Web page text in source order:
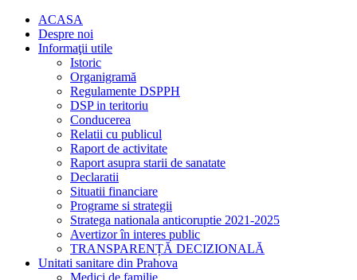
ACASA
Despre noi
Informaţii utile
Istoric
Organigramă
Regulamente DSPPH
DSP in teritoriu
Conducerea
Relatii cu publicul
Raport de activitate
Raport asupra starii de sanatate
Declaratii
Situatii financiare
Programe si strategii
Stratega nationala anticoruptie 2021-2025
Avertizor în interes public
TRANSPARENȚĂ DECIZIONALĂ
Unitati sanitare din Prahova
Medici de familie